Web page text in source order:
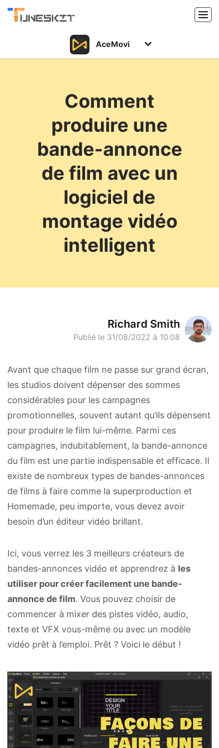
Produits
Support
Centre de téléchargement
AceMovi
Support
Ressources
Comment
produire une
bande-annonce
de film avec un
logiciel de
montage vidéo
intelligent
Richard Smith
Publié le 31/08/2022 à 10:08
Avant que chaque film ne passe sur grand écran,
les studios doivent dépenser des sommes
considérables pour les campagnes
promotionnelles, souvent autant qu’ils dépensent
pour produire le film lui-même. Parmi ces
campagnes, indubitablement, la bande-annonce
du film est une partie indispensable et efficace. Il
existe de nombreux types de bandes-annonces
de films à faire comme la superproduction et
Homemade, peu importe, vous devez avoir
besoin d’un éditeur vidéo brillant.
Ici, vous verrez les 3 meilleurs créateurs de
bandes-annonces vidéo et apprendrez à les
utiliser pour créer facilement une bande-
annonce de film. Vous pouvez choisir de
commencer à mixer des pistes vidéo, audio,
texte et VFX vous-même ou avec un modèle
vidéo prêt à l’emploi. Prêt ? Voici le début !